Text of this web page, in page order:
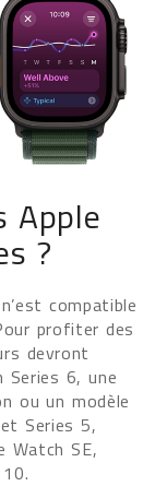
Apple
?
compatible
profiter des
devront
Series 6, une
ou un modèle
Series 5,
Watch SE,